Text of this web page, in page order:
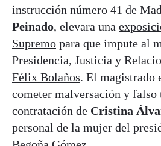
instrucción número 41 de
Peinado, elevara una
Supremo para que impute al
Presidencia, Justicia y
Félix Bolaños. El magistrado
cometer malversación y falso
contratación de Cristina
personal de la mujer del